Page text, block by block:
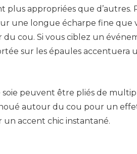
plus appropriées que d’autres.
une longue écharpe fine
cou. Si vous ciblez un
sur les épaules accentuera
soie peuvent être pliés de
noué autour du cou pour un
un accent chic instantané.